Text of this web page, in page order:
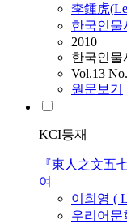
李鍾虎(
한국인물
2010
한국인물
Vol.13
원문보기
KCI등재
『東人之文五
여
이희영 (
우리어문